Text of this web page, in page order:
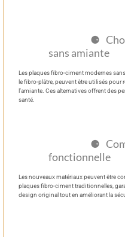
sans amiante
Les plaques fibro-ciment modernes
le fibro-plâtre, peuvent être utilisés pour
l’amiante. Ces alternatives offrent des
santé.
fonctionnelle
Les nouveaux matériaux peuvent être
plaques fibro-ciment traditionnelles,
design original tout en améliorant la